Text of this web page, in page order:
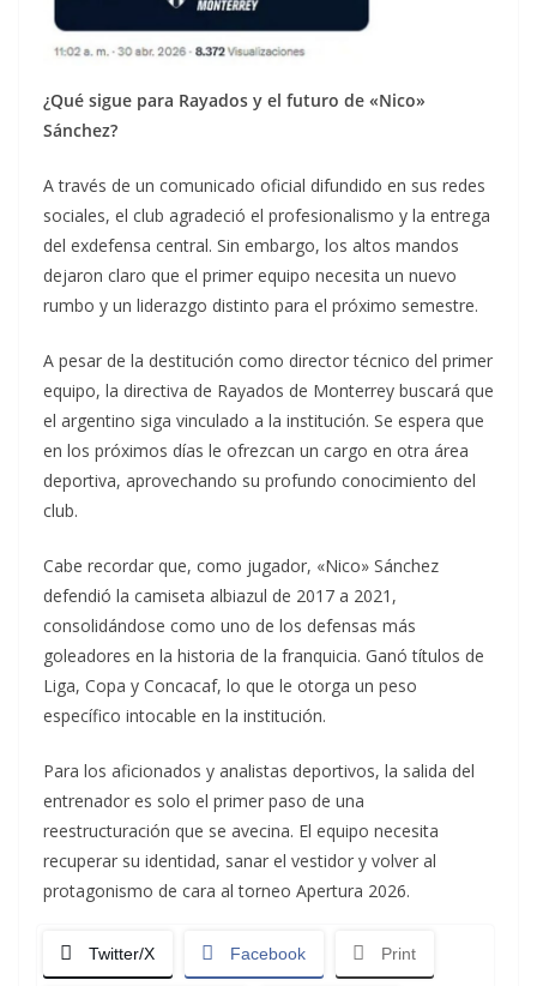
¿Qué sigue para Rayados y el futuro de «Nico»
Sánchez?
A través de un comunicado oficial difundido en sus redes
sociales, el club agradeció el profesionalismo y la entrega
del exdefensa central. Sin embargo, los altos mandos
dejaron claro que el primer equipo necesita un nuevo
rumbo y un liderazgo distinto para el próximo semestre.
A pesar de la destitución como director técnico del primer
equipo, la directiva de Rayados de Monterrey buscará que
el argentino siga vinculado a la institución. Se espera que
en los próximos días le ofrezcan un cargo en otra área
deportiva, aprovechando su profundo conocimiento del
club.
Cabe recordar que, como jugador, «Nico» Sánchez
defendió la camiseta albiazul de 2017 a 2021,
consolidándose como uno de los defensas más
goleadores en la historia de la franquicia. Ganó títulos de
Liga, Copa y Concacaf, lo que le otorga un peso
específico intocable en la institución.
Para los aficionados y analistas deportivos, la salida del
entrenador es solo el primer paso de una
reestructuración que se avecina. El equipo necesita
recuperar su identidad, sanar el vestidor y volver al
protagonismo de cara al torneo Apertura 2026.
Twitter/X Facebook Print